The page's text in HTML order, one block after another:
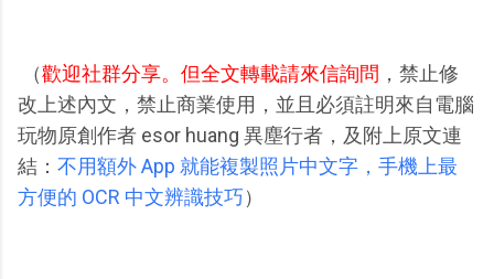
（歡迎社群分享。但全文轉載請來信詢問 ，禁止修
改上述內文，禁止商業使用，並且必須註明來自電腦
玩物原創作者 esor huang 異塵行者，及附上原文連
結： 不用額外 App 就能複製照片中文字，手機上最
方便的 OCR 中文辨識技巧）